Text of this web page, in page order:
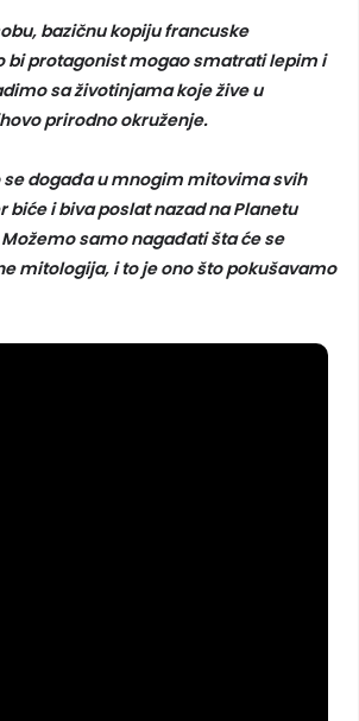
bazičnu kopiju francuske
bi protagonist mogao smatrati lepim i
sa životinjama koje žive u
prirodno okruženje.
se događa u mnogim mitovima svih
i biva poslat nazad na Planetu
samo nagađati šta će se
mitologija, i to je ono što pokušavamo